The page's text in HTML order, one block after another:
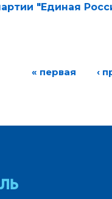
"Единая
« первая ‹